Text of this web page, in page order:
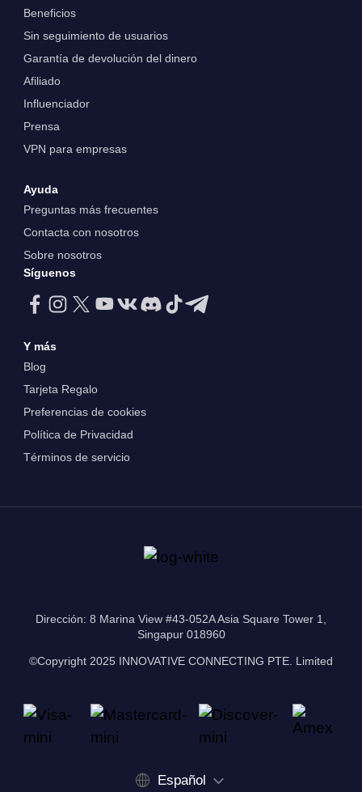
Beneficios
Sin seguimiento de usuarios
Garantía de devolución del dinero
Afiliado
Influenciador
Prensa
VPN para empresas
Ayuda
Preguntas más frecuentes
Contacta con nosotros
Sobre nosotros
Síguenos
Y más
Blog
Tarjeta Regalo
Preferencias de cookies
Política de Privacidad
Términos de servicio
Dirección: 8 Marina View #43-052A Asia Square Tower 1,
Singapur 018960
©Copyright 2025 INNOVATIVE CONNECTING PTE. Limited
Español